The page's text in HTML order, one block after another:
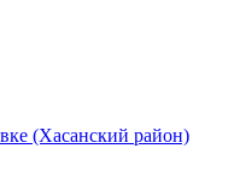
(Хасанский район)